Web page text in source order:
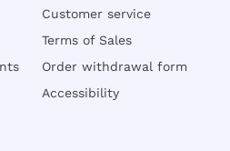
Customer service
Terms of Sales
Order withdrawal form
Accessibility